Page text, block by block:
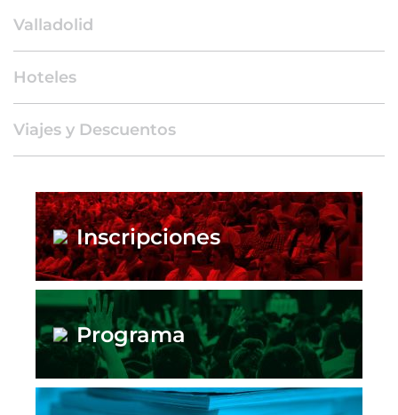
Valladolid
Hoteles
Viajes y Descuentos
Inscripciones
Programa